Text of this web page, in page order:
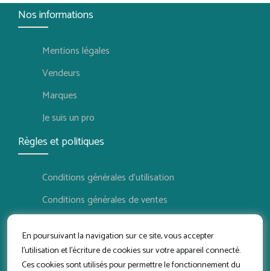
En poursuivant la navigation sur ce site, vous accepter
l'utilisation et l'écriture de cookies sur votre appareil connecté.
Ces cookies sont utilisés pour permettre le fonctionnement du
Nos informations
Mentions légales
Vendeurs
Marques
Je suis un pro
Règles et politiques
Conditions générales d'utilisation
Conditions générales de ventes
Politique de retour
Conditions d'utilisation vendeur